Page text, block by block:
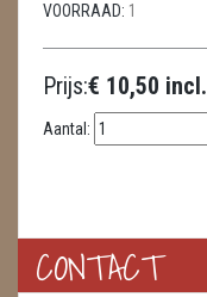
TELEFOON KOORDEN
THEELICHTEN
VLINDERS
VOORRAAD: 1
Prijs:€ 10,50 incl.
Aantal:
CONTACT